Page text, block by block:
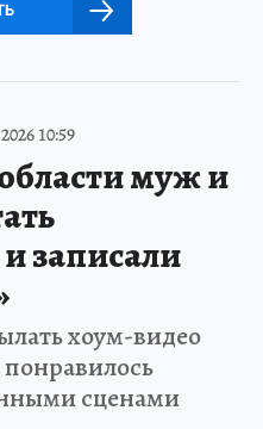
10:59
муж и
записали
хоум-видео
сценами